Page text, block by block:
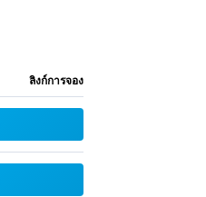
ลิงก์การจอง